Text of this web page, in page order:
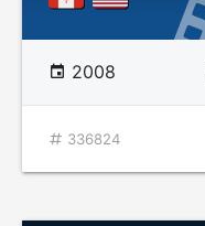
2008
336824